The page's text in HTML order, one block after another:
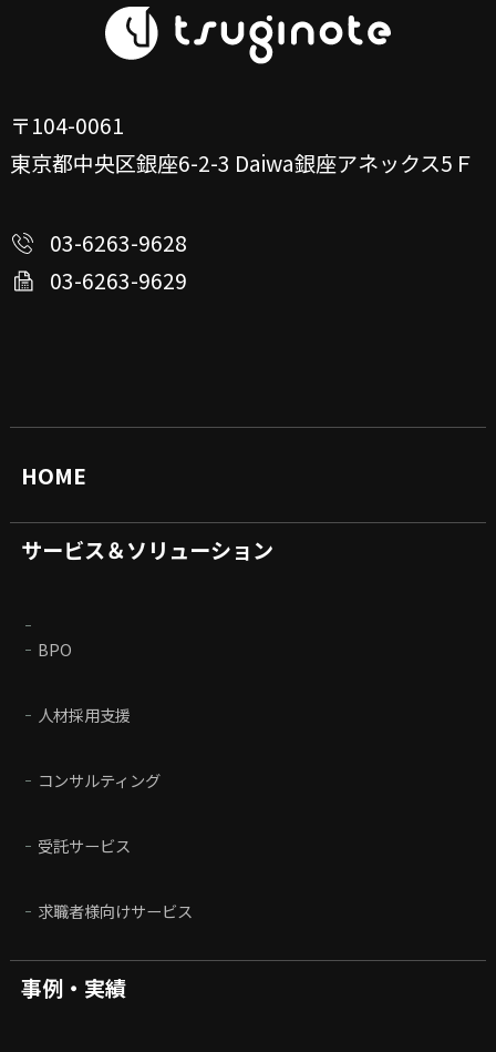
〒104-0061
東京都中央区銀座6-2-3 Daiwa銀座アネックス5Ｆ
03-6263-9628
03-6263-9629
HOME
サービス＆ソリューション
BPO
人材採用支援
コンサルティング
受託サービス
求職者様向けサービス
事例・実績